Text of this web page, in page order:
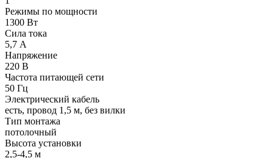
Режимы по мощности
1300 Вт
Сила тока
5,7 А
Напряжение
220 В
Частота питающей сети
50 Гц
Электрический кабель
есть, провод 1,5 м, без вилки
Тип монтажа
потолочный
Высота установки
2,5-4,5 м